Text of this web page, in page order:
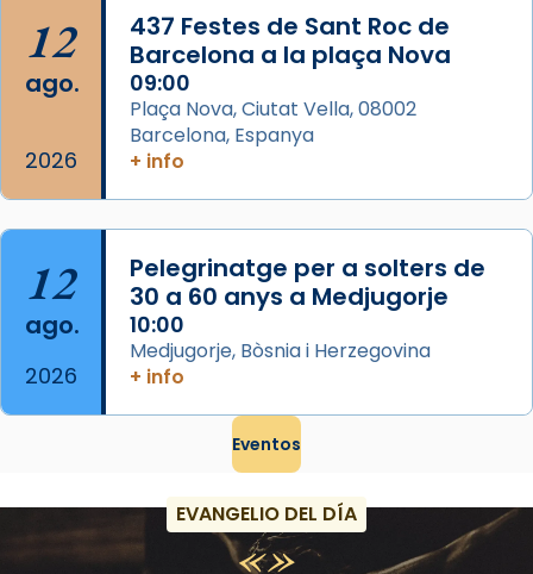
Foto
View on Facebook · Share
12
ago.
2026
437 Festes de Sant Roc de
Barcelona a la plaça Nova
09:00
Plaça Nova, Ciutat Vella, 08002
Barcelona, Espanya
+ info
12
ago.
2026
Pelegrinatge per a solters de
30 a 60 anys a Medjugorje
10:00
Medjugorje, Bòsnia i Herzegovina
+ info
Eventos
EVANGELIO DEL DÍA